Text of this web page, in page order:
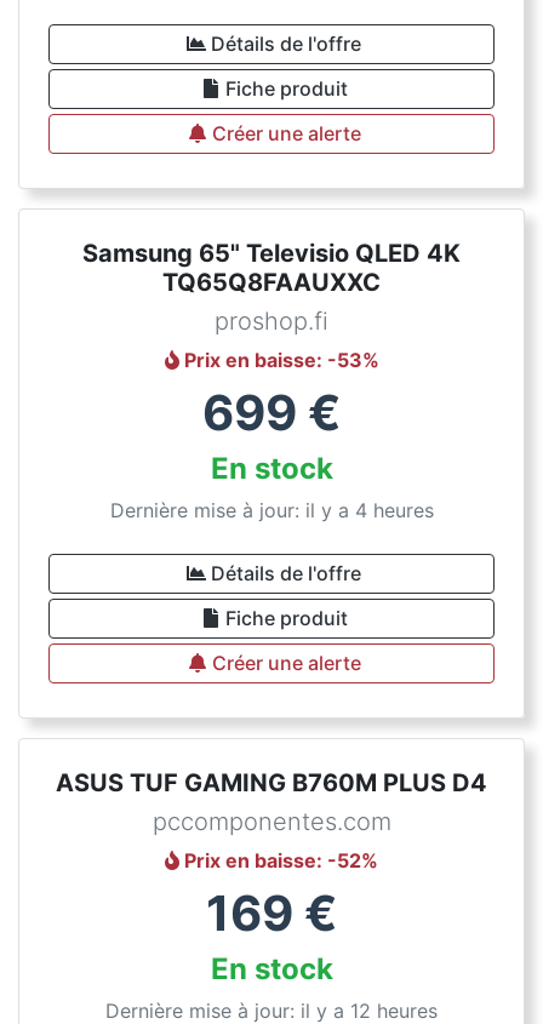
Détails de l'offre
Fiche produit
Créer une alerte
Samsung 65" Televisio QLED 4K
TQ65Q8FAAUXXC
proshop.fi
Prix en baisse: -53%
699 €
En stock
Dernière mise à jour: il y a 4 heures
Détails de l'offre
Fiche produit
Créer une alerte
ASUS TUF GAMING B760M PLUS D4
pccomponentes.com
Prix en baisse: -52%
169 €
En stock
Dernière mise à jour: il y a 12 heures